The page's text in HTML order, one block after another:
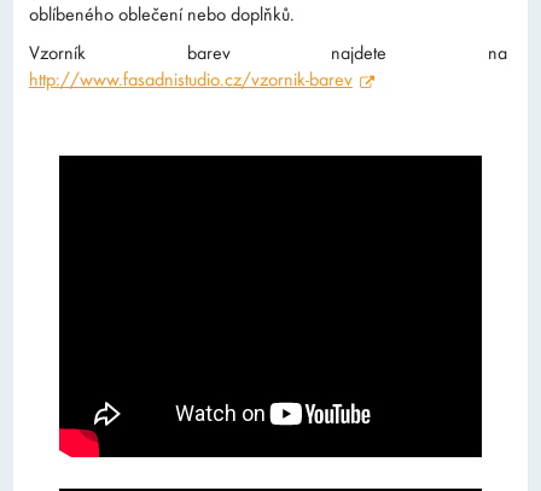
oblíbeného oblečení nebo doplňků.
Vzorník barev najdete na
http://www.fasadnistudio.cz/vzornik-barev